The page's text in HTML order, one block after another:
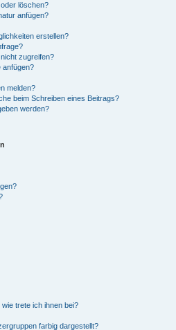
löschen?
anfügen?
erstellen?
zugreifen?
anfügen?
melden?
beim Schreiben eines Beitrags?
werden?
trete ich ihnen bei?
farbig dargestellt?